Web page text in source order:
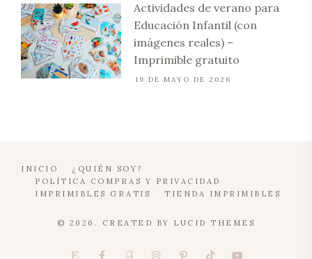
Actividades de verano para
Educación Infantil (con
imágenes reales) –
Imprimible gratuito
19 DE MAYO DE 2026
INICIO
¿QUIÉN SOY?
POLÍTICA COMPRAS Y PRIVACIDAD
IMPRIMIBLES GRATIS
TIENDA IMPRIMIBLES
© 2026. CREATED BY LUCID THEMES